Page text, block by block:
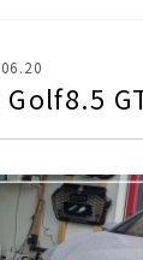
Golf8.5